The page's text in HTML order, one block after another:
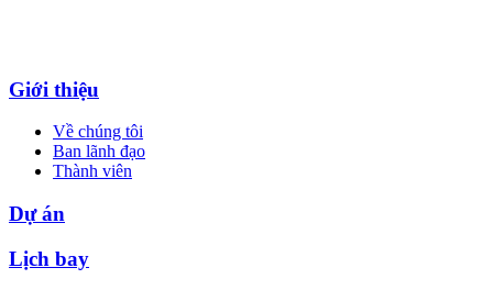
Giới thiệu
Về chúng tôi
Ban lãnh đạo
Thành viên
Dự án
Lịch bay